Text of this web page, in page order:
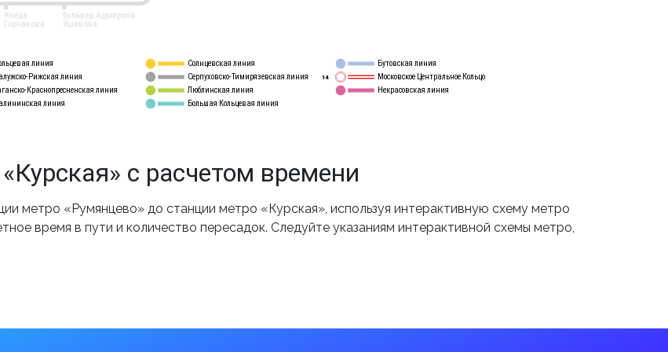
линия
Рижская линия
Краснопресненская линия
линия
Солнцевская линия
Серпуховско-Тимирязевская линия
Люблинская линия
Бутовская линия
Московское Центральное Кольцо
Большая Кольцевая линия
Некрасовская линия
14
Бульвар Адмирала
Ушакова
Улица
Горчакова
с расчетом времени
метро «Румянцево» до станции метро «Курская», используя интерактивную схему метро
время в пути и количество пересадок. Следуйте указаниям интерактивной схемы метро,